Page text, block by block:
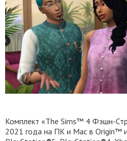
Комплект «The Sims™ 4 Фэшн-
2021 года на ПК и Mac в Origin™